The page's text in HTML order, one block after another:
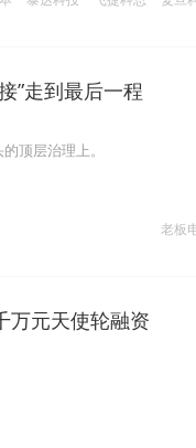
”走到最后一程
顶层治理上。
老板
万元天使轮融资